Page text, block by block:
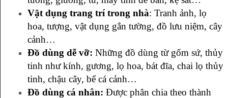
Vật dụng trang trí trong nhà: Tranh ảnh, lọ
hoa, tượng, vật dụng gắn tường, đồ lưu niệm, cây
cảnh…
Đồ dùng dễ vỡ: Những đồ dùng từ gốm sứ, thủy
tinh như kính, gương, lọ hoa, bát đĩa, chai lọ thủy
tinh, chậu cây, bể cá cảnh…
Đồ dùng cá nhân: Được phân chia theo thành